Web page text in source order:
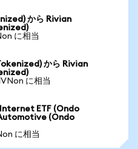
から Rivian
に相当
から Rivian
に相当
ETF (Ondo
(Ondo
に相当